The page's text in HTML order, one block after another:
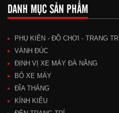
DANH MỤC SẢN PHẨM
PHỤ KIÊN - ĐỒ CHƠI - TRANG TRÍ
VÀNH ĐÚC
ĐỊNH VỊ XE MÁY ĐÀ NẴNG
BÔ XE MÁY
ĐĨA THẮNG
KÍNH KIỂU